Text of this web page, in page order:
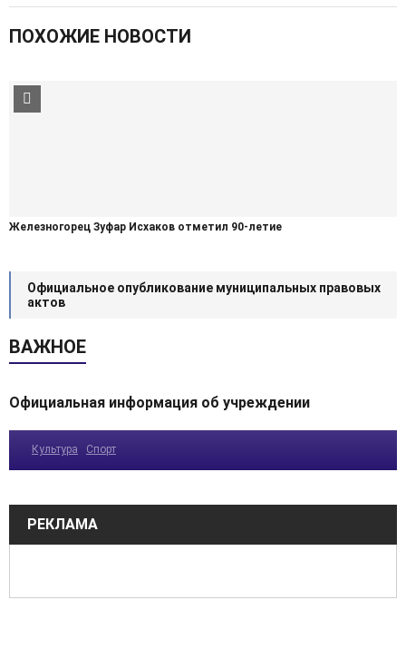
ПОХОЖИЕ НОВОСТИ
Железногорец Зуфар Исхаков отметил 90-летие
Официальное опубликование муниципальных правовых
актов
ВАЖНОЕ
Официальная информация об учреждении
Культура Спорт
РЕКЛАМА